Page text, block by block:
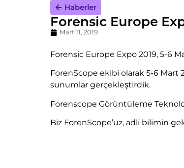
Haberler
Forensic Europe
Mart 11, 2019
Forensic Europe Expo 2019, 5-6
ForenScope ekibi olarak 5-6 Mart
sunumlar gerçekleştirdik.
Forenscope Görüntüleme
Biz ForenScope’uz, adli bilimin